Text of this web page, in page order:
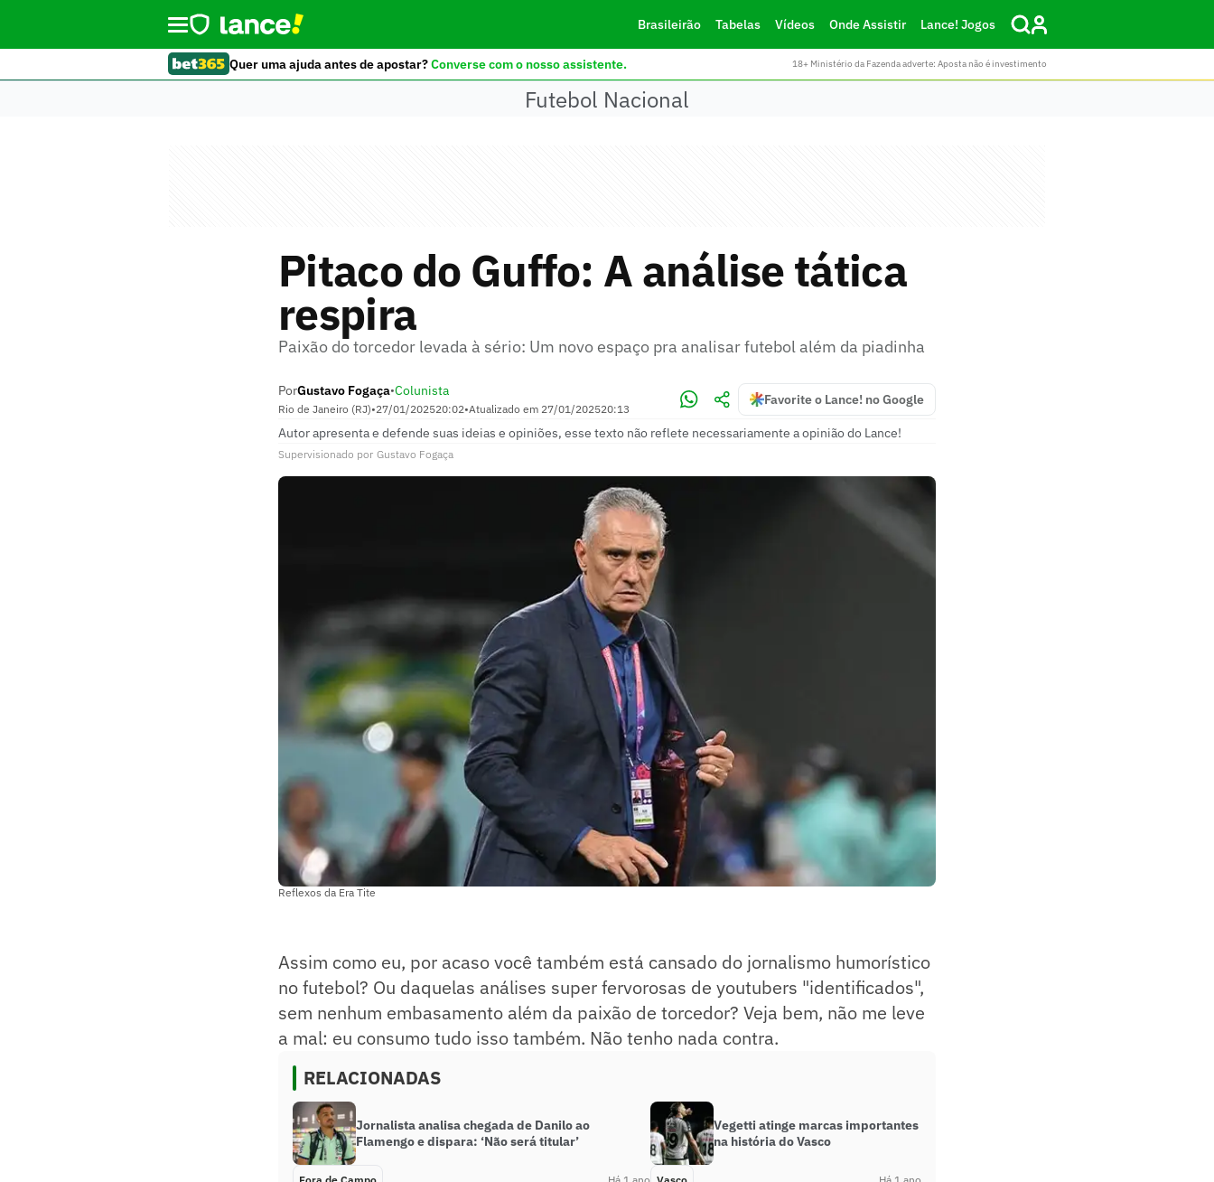
Brasileirão Tabelas Vídeos Onde Assistir Lance! Jogos
Quer uma ajuda antes de apostar?Converse com o nosso assistente. 18+ Ministério da Fazenda adverte: Aposta não é investimento
Futebol Nacional
Pitaco do Guffo: A análise tática
respira
Paixão do torcedor levada à sério: Um novo espaço pra analisar futebol além da piadinha
PorGustavo Fogaça•Colunista
Rio de Janeiro (RJ)•27/01/202520:02•Atualizado em 27/01/202520:13
Favorite o Lance! no Google
Autor apresenta e defende suas ideias e opiniões, esse texto não reflete necessariamente a opinião do Lance!
Supervisionado por Gustavo Fogaça
Reflexos da Era Tite
Assim como eu, por acaso você também está cansado do jornalismo humorístico
no futebol? Ou daquelas análises super fervorosas de youtubers "identificados",
sem nenhum embasamento além da paixão de torcedor? Veja bem, não me leve
a mal: eu consumo tudo isso também. Não tenho nada contra.
RELACIONADAS
Jornalista analisa chegada de Danilo ao
Flamengo e dispara: ‘Não será titular’
Vegetti atinge marcas importantes
na história do Vasco